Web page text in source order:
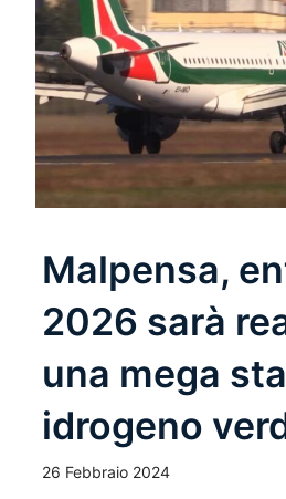
Malpensa,
2026 sarà
una mega
idrogeno
26 Febbraio 2024